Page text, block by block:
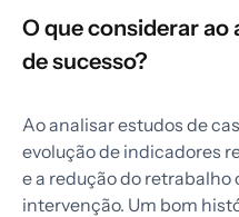
O que considerar ao
de sucesso?
Ao analisar estudos de
evolução de indicadores
e a redução do retrabalho
intervenção. Um bom